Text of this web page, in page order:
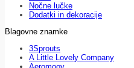
Nočne lučke
Dodatki in dekoracije
Blagovne znamke
3Sprouts
A Little Lovely Company